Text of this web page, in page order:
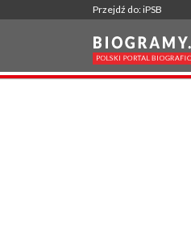
Przejdź do: iPSB